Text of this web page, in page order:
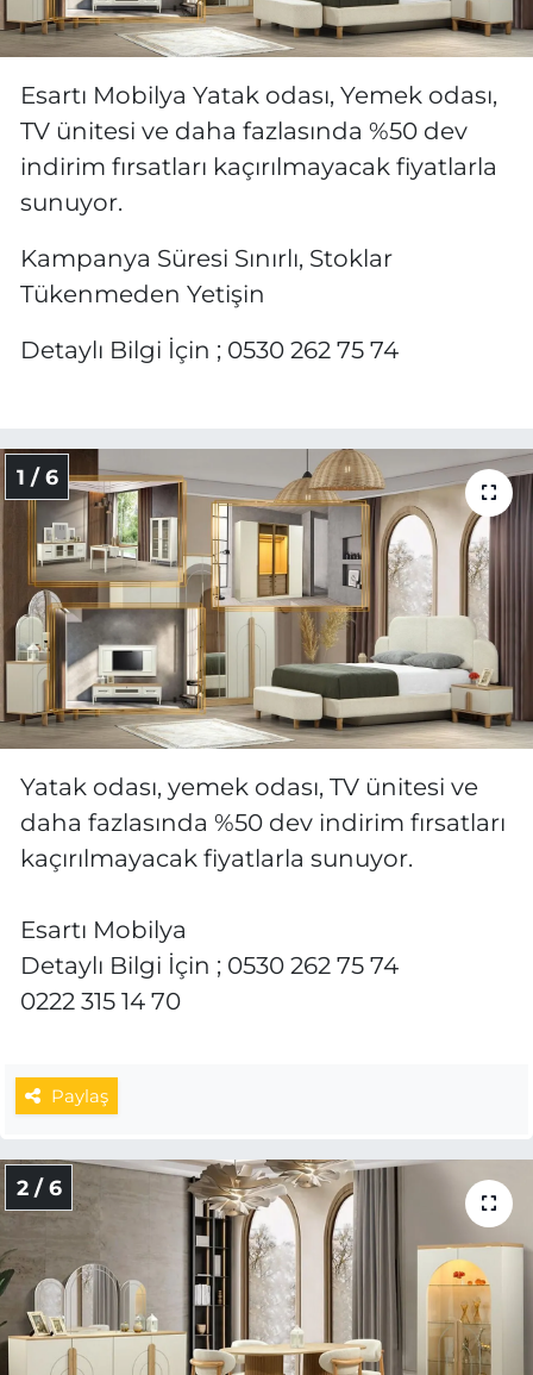
Esartı Mobilya Yatak odası, Yemek odası,
TV ünitesi ve daha fazlasında %50 dev
indirim fırsatları kaçırılmayacak fiyatlarla
sunuyor.
Kampanya Süresi Sınırlı, Stoklar
Tükenmeden Yetişin
Detaylı Bilgi İçin ; 0530 262 75 74
1 / 6
Yatak odası, yemek odası, TV ünitesi ve
daha fazlasında %50 dev indirim fırsatları
kaçırılmayacak fiyatlarla sunuyor.
Esartı Mobilya
Detaylı Bilgi İçin ; 0530 262 75 74
0222 315 14 70
Paylaş
2 / 6